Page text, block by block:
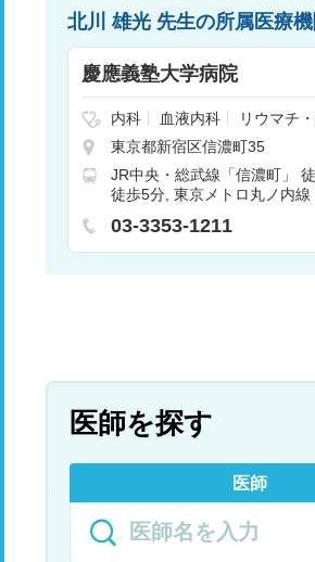
北川 雄光 先生の所属医療機
慶應義塾大学病院
内科 血液内科 リウマチ
神経外科
呼吸器外科
小児外科
整形外科
産婦人科
眼科 耳鼻咽
科
歯科口腔外科 麻酔科
器内科
内分泌内科
経科
総合診療科
東京都新宿区信濃町35
JR中央・総武線「信濃町」
徒歩5分 東京メトロ丸ノ内
03-3353-1211
医師を探す
医師